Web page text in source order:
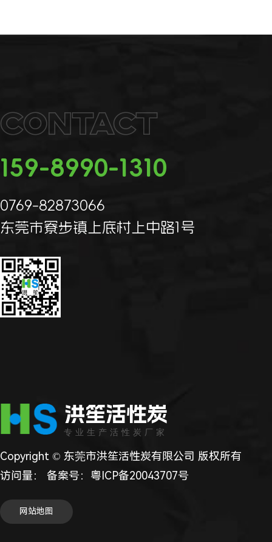
Contact
159-8990-1310
0769-82873066
东莞市寮步镇上底村上中路1号
洪笙活性炭
专业生产活性炭厂家
Copyright © 东莞市洪笙活性炭有限公司 版权所有
访问量：
备案号： 粤ICP备20043707号
网站地图